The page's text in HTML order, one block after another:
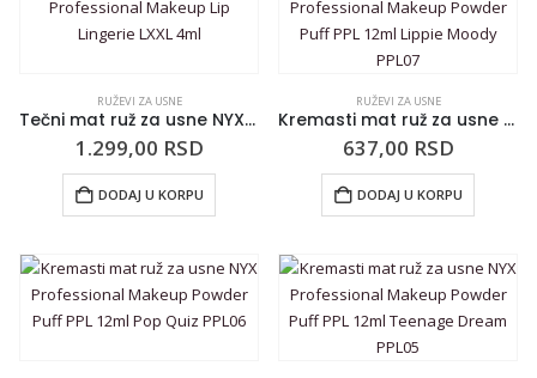
RUŽEVI ZA USNE
Tečni mat ruž za usne NYX Professional Makeup Lip Lingerie LXXL 4ml
1.299,00 RSD
DODAJ U KORPU
RUŽEVI ZA USNE
Kremasti mat ruž za usne NYX Professional Makeup Powder Puff PPL 12ml Lippie Moody PPL07
637,00 RSD
DODAJ U KORPU